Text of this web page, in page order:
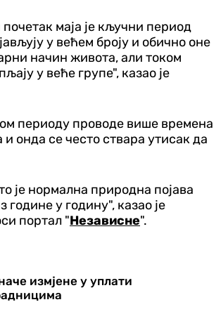
маја је кључни период
у већем броју и обично оне
начин живота, али током
у веће групе", казао је
периоду проводе више времена
онда се често ствара утисак да
је нормална природна појава
године у годину", казао је
портал "Независне".
измјене у уплати